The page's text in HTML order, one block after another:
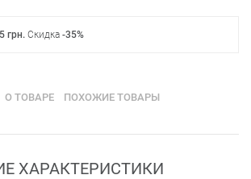
грн. Скидка -35%
О ТОВАРЕ ПОХОЖИЕ ТОВАРЫ
ХАРАКТЕРИСТИКИ